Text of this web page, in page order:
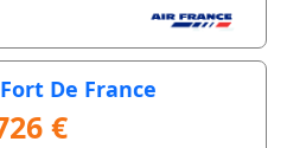
De France
€